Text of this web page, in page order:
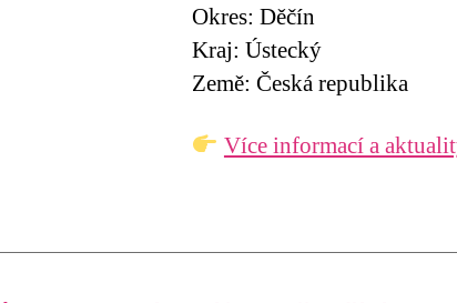
Okres: Děčín
Kraj: Ústecký
Země: Česká republika
Více informací a